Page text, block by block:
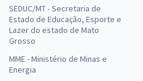
SEDUC/MT - Secretaria de
Estado de Educação, Esporte e
Lazer do estado de Mato
Grosso
MME - Ministério de Minas e
Energia